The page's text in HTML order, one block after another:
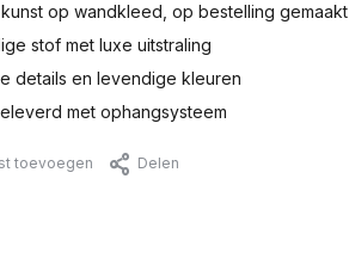
op wandkleed, op bestelling gemaakt
stof met luxe uitstraling
details en levendige kleuren
met ophangsysteem
toevoegen Delen